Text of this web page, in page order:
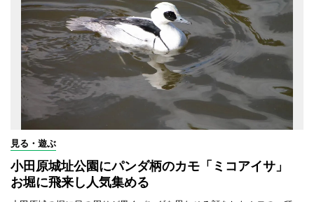
見る・遊ぶ
小田原城址公園にパンダ柄のカモ「ミコアイサ」
お堀に飛来し人気集める